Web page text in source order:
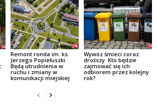
Remont ronda im. ks.
Jerzego Popiełuszki.
Będą utrudnienia w
ruchu i zmiany w
komunikacji miejskiej
Wywóz śmieci coraz
droższy. Kto będzie
zajmować się ich
odbiorem przez kolejny
rok?